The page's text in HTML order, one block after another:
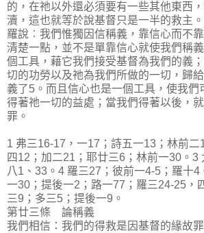
的，在祂以外還必須要有一些其他東西
瀆，這也就等於說基督只是一半的救主
羅說︰我們惟獨因信稱義，靠信心而不
清楚一點，並不是單靠信心就使我們稱
個工具，藉它我們接受基督為我們的義
切的功勞以及祂為我們所做的一切，歸
義了5。而且信心也是一個工具，使我們
得著祂一切的益處；當我們得著以後，
罪。
1 弗三16-17，一17；詩五一13；林前
四12；加二21；耶廿三6；林前一30。3
八1、33。4 羅三27；彼前一4-5；羅十4
一30；提後一2；路一77；羅三24-25，
三9；多三5；提後一9。
第廿三條 論稱義
我們相信：我們的得救是因基督的緣故